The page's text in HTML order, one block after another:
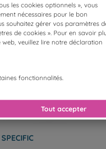
SPECIFIC
les cookies optionnels », vous
nécessaires pour le bon
souhaitez gérer vos paramètres
de cookies ». Pour en savoir
web, veuillez lire notre déclaration
fonctionnalités.
Tout accepter